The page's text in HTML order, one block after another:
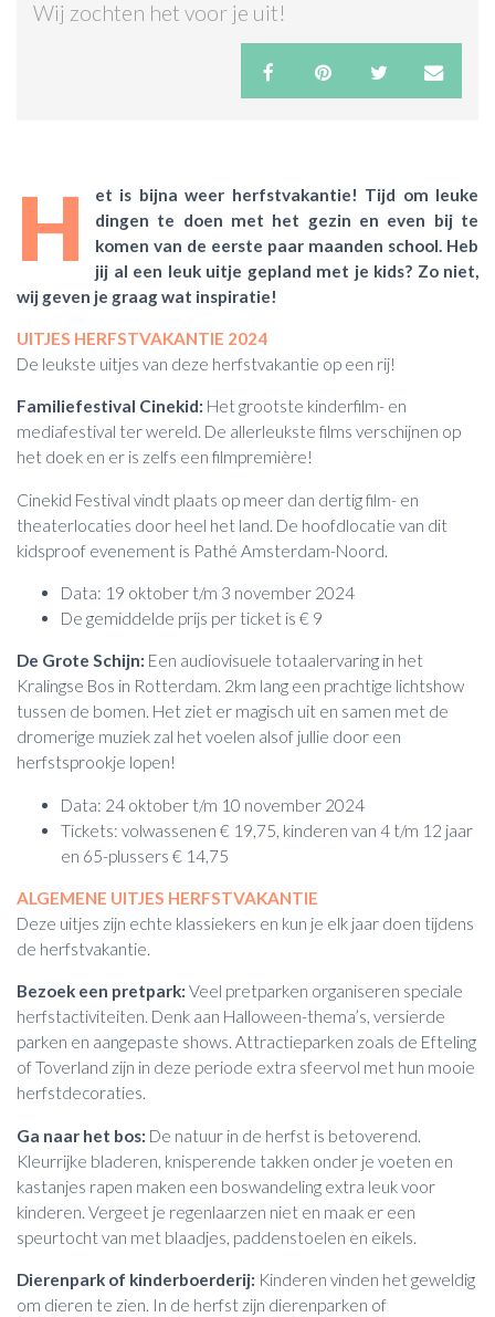
Wij zochten het voor je uit!
H
et is bijna weer herfstvakantie! Tijd om leuke
dingen te doen met het gezin en even bij te
komen van de eerste paar maanden school. Heb
jij al een leuk uitje gepland met je kids? Zo niet,
wij geven je graag wat inspiratie!
UITJES HERFSTVAKANTIE 2024
De leukste uitjes van deze herfstvakantie op een rij!
Familiefestival Cinekid: Het grootste kinderfilm- en
mediafestival ter wereld. De allerleukste films verschijnen op
het doek en er is zelfs een filmpremière!
Cinekid Festival vindt plaats op meer dan dertig film- en
theaterlocaties door heel het land. De hoofdlocatie van dit
kidsproof evenement is Pathé Amsterdam-Noord.
Data: 19 oktober t/m 3 november 2024
De gemiddelde prijs per ticket is € 9
De Grote Schijn: Een audiovisuele totaalervaring in het
Kralingse Bos in Rotterdam. 2km lang een prachtige lichtshow
tussen de bomen. Het ziet er magisch uit en samen met de
dromerige muziek zal het voelen alsof jullie door een
herfstsprookje lopen!
Data: 24 oktober t/m 10 november 2024
Tickets: volwassenen € 19,75, kinderen van 4 t/m 12 jaar
en 65-plussers € 14,75
ALGEMENE UITJES HERFSTVAKANTIE
Deze uitjes zijn echte klassiekers en kun je elk jaar doen tijdens
de herfstvakantie.
Bezoek een pretpark: Veel pretparken organiseren speciale
herfstactiviteiten. Denk aan Halloween-thema’s, versierde
parken en aangepaste shows. Attractieparken zoals de Efteling
of Toverland zijn in deze periode extra sfeervol met hun mooie
herfstdecoraties.
Ga naar het bos: De natuur in de herfst is betoverend.
Kleurrijke bladeren, knisperende takken onder je voeten en
kastanjes rapen maken een boswandeling extra leuk voor
kinderen. Vergeet je regenlaarzen niet en maak er een
speurtocht van met blaadjes, paddenstoelen en eikels.
Dierenpark of kinderboerderij: Kinderen vinden het geweldig
om dieren te zien. In de herfst zijn dierenparken of